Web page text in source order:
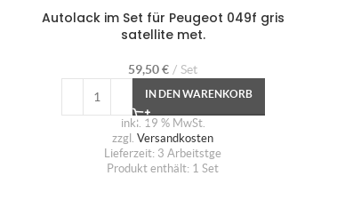
Autolack im Set für Peugeot 049f gris
satellite met.
59,50€ Set
IN DEN WARENKORB
inkl. 19 % MwSt.
zzgl.Versandkosten
Lieferzeit: 3 Arbeitstge
Produkt enthält: 1Set